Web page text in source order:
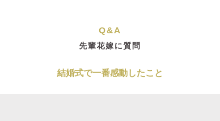
Q&A
先輩花嫁に質問
結婚式で一番感動したこと